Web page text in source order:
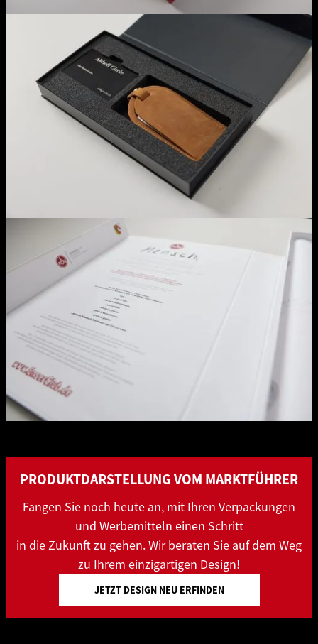
PRODUKTDARSTELLUNG VOM MARKTFÜHRER
Fangen Sie noch heute an, mit Ihren Verpackungen
und Werbemitteln einen Schritt
in die Zukunft zu gehen. Wir beraten Sie auf dem Weg
zu Ihrem einzigartigen Design!
JETZT DESIGN NEU ERFINDEN